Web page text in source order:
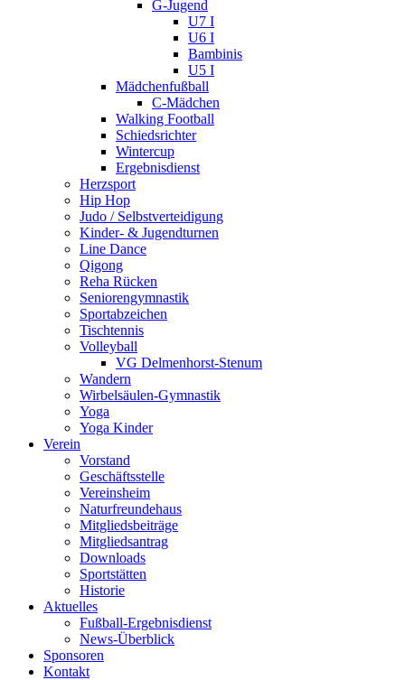
G-Jugend
U7 I
U6 I
Bambinis
U5 I
Mädchenfußball
C-Mädchen
Walking Football
Schiedsrichter
Wintercup
Ergebnisdienst
Herzsport
Hip Hop
Judo / Selbstverteidigung
Kinder- & Jugendturnen
Line Dance
Qigong
Reha Rücken
Seniorengymnastik
Sportabzeichen
Tischtennis
Volleyball
VG Delmenhorst-Stenum
Wandern
Wirbelsäulen-Gymnastik
Yoga
Yoga Kinder
Verein
Vorstand
Geschäftsstelle
Vereinsheim
Naturfreundehaus
Mitgliedsbeiträge
Mitgliedsantrag
Downloads
Sportstätten
Historie
Aktuelles
Fußball-Ergebnisdienst
News-Überblick
Sponsoren
Kontakt